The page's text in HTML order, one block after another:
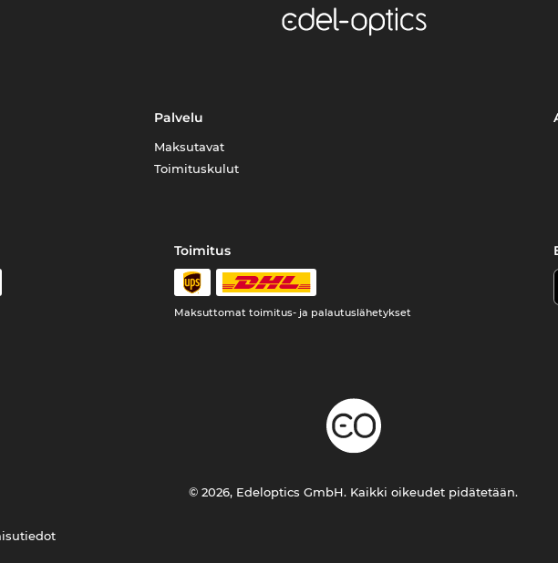
Palvelu
Maksutavat
Toimituskulut
Toimitus
Maksuttomat toimitus- ja palautuslähetykset
© 2026, Edeloptics GmbH. Kaikki oikeudet pidätetään.